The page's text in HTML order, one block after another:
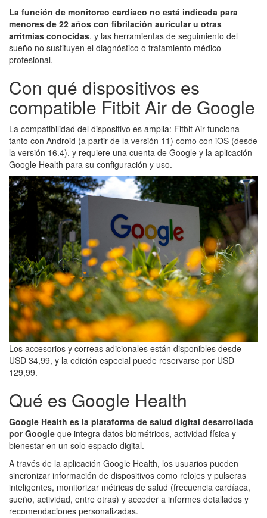
La función de monitoreo cardíaco no está indicada para
menores de 22 años con fibrilación auricular u otras
arritmias conocidas, y las herramientas de seguimiento del
sueño no sustituyen el diagnóstico o tratamiento médico
profesional.
Con qué dispositivos es
compatible Fitbit Air de Google
La compatibilidad del dispositivo es amplia: Fitbit Air funciona
tanto con Android (a partir de la versión 11) como con iOS (desde
la versión 16.4), y requiere una cuenta de Google y la aplicación
Google Health para su configuración y uso.
Los accesorios y correas adicionales están disponibles desde
USD 34,99, y la edición especial puede reservarse por USD
129,99.
Qué es Google Health
Google Health es la plataforma de salud digital desarrollada
por Google que integra datos biométricos, actividad física y
bienestar en un solo espacio digital.
A través de la aplicación Google Health, los usuarios pueden
sincronizar información de dispositivos como relojes y pulseras
inteligentes, monitorizar métricas de salud (frecuencia cardíaca,
sueño, actividad, entre otras) y acceder a informes detallados y
recomendaciones personalizadas.